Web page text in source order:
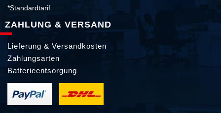
*Standardtarif
ZAHLUNG & VERSAND
Lieferung & Versandkosten
Zahlungsarten
Batterieentsorgung